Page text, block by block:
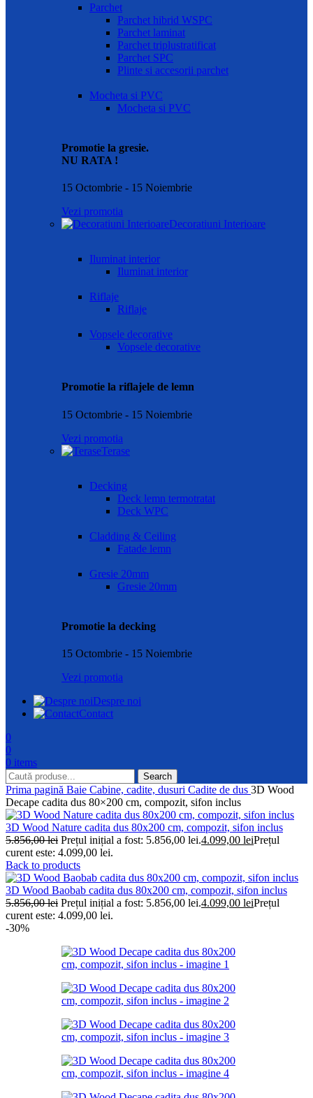
Parchet
Parchet hibrid WSPC
Parchet laminat
Parchet triplustratificat
Parchet SPC
Plinte si accesorii parchet
Mocheta si PVC
Mocheta si PVC
Promotie la gresie.
NU RATA !
15 Octombrie - 15 Noiembrie
Vezi promotia
Decoratiuni Interioare
Iluminat interior
Iluminat interior
Riflaje
Riflaje
Vopsele decorative
Vopsele decorative
Promotie la riflajele de lemn
15 Octombrie - 15 Noiembrie
Vezi promotia
Terase
Decking
Deck lemn termotratat
Deck WPC
Cladding & Ceiling
Fatade lemn
Gresie 20mm
Gresie 20mm
Promotie la decking
15 Octombrie - 15 Noiembrie
Vezi promotia
Despre noi
Contact
0
0
0 items
Search
Prima pagină Baie Cabine, cadite, dusuri Cadite de dus 3D Wood
Decape cadita dus 80×200 cm, compozit, sifon inclus
3D Wood Nature cadita dus 80x200 cm, compozit, sifon inclus
5.856,00lei Prețul inițial a fost: 5.856,00 lei.4.099,00 leiPrețul
curent este: 4.099,00 lei.
Back to products
3D Wood Baobab cadita dus 80x200 cm, compozit, sifon inclus
5.856,00lei Prețul inițial a fost: 5.856,00 lei.4.099,00 leiPrețul
curent este: 4.099,00 lei.
-30%